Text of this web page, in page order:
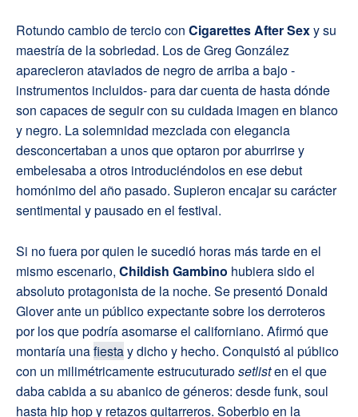
Rotundo cambio de tercio con Cigarettes After Sexy su
maestría de la sobriedad. Los de Greg González
aparecieron ataviados de negro de arriba a bajo -
instrumentos incluidos- para dar cuenta de hasta dónde
son capaces de seguir con su cuidada imagen en blanco
y negro. La solemnidad mezclada con elegancia
desconcertaban a unos que optaron por aburrirse y
embelesaba a otros introduciéndolos en ese debut
homónimo del año pasado. Supieron encajar su carácter
sentimental y pausado en el festival.
Si no fuera por quien le sucedió horas más tarde en el
mismo escenario, Childish Gambino hubiera sido el
absoluto protagonista de la noche. Se presentó Donald
Glover ante un público expectante sobre los derroteros
por los que podría asomarse el californiano. Afirmó que
montaría unafiestay dicho y hecho. Conquistó al público
con un milimétricamente estrucuturadosetlisten el que
daba cabida a su abanico de géneros: desde funk, soul
hasta hip hop y retazos guitarreros. Soberbio en la